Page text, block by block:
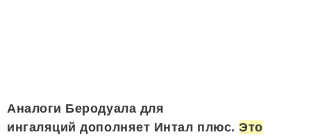
Аналоги Беродуала для
ингаляций дополняет Интал плюс.Это